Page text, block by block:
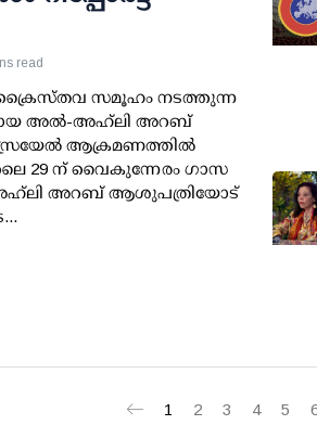
read
സമൂഹം നടത്തുന്ന
അൽ-അഹ്‌ലി അറബ്
ആക്രമണത്തിൽ
29 ന് വൈകുന്നേരം ഗാസ
അഹ്‌ലി അറബ് ആശുപത്രിയോട്
1 2 3 4 5